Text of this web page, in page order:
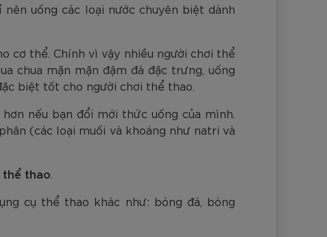
uống các loại nước chuyên biệt dành
cơ thể. Chính vì vậy nhiều người chơi thể
chua mặn mặn đậm đà đặc trưng, uống
biệt tốt cho người chơi thể thao.
nếu bạn đổi mới thức uống của mình.
(các loại muối và khoáng như natri và
thể thao
cụ thể thao khác như: bóng đá, bóng